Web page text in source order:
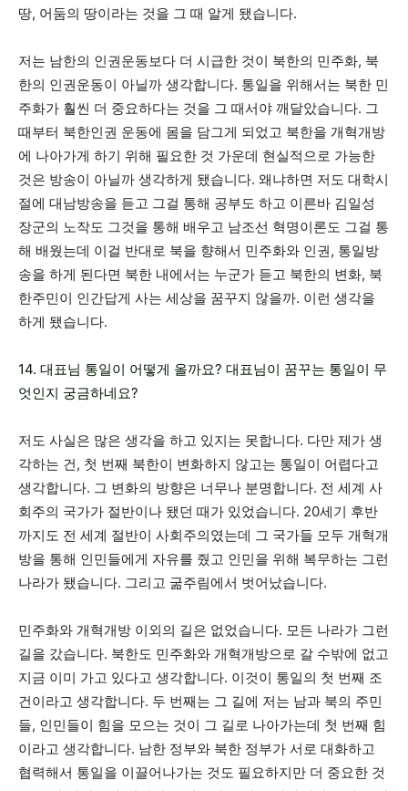
땅, 어둠의 땅이라는 것을 그 때 알게 됐습니다.
저는 남한의 인권운동보다 더 시급한 것이 북한의 민주화, 북
한의 인권운동이 아닐까 생각합니다. 통일을 위해서는 북한 민
주화가 훨씬 더 중요하다는 것을 그 때서야 깨달았습니다. 그
때부터 북한인권 운동에 몸을 담그게 되었고 북한을 개혁개방
에 나아가게 하기 위해 필요한 것 가운데 현실적으로 가능한
것은 방송이 아닐까 생각하게 됐습니다. 왜냐하면 저도 대학시
절에 대남방송을 듣고 그걸 통해 공부도 하고 이른바 김일성
장군의 노작도 그것을 통해 배우고 남조선 혁명이론도 그걸 통
해 배웠는데 이걸 반대로 북을 향해서 민주화와 인권, 통일방
송을 하게 된다면 북한 내에서는 누군가 듣고 북한의 변화, 북
한주민이 인간답게 사는 세상을 꿈꾸지 않을까. 이런 생각을
하게 됐습니다.
14. 대표님 통일이 어떻게 올까요? 대표님이 꿈꾸는 통일이 무
엇인지 궁금하네요?
저도 사실은 많은 생각을 하고 있지는 못합니다. 다만 제가 생
각하는 건, 첫 번째 북한이 변화하지 않고는 통일이 어렵다고
생각합니다. 그 변화의 방향은 너무나 분명합니다. 전 세계 사
회주의 국가가 절반이나 됐던 때가 있었습니다. 20세기 후반
까지도 전 세계 절반이 사회주의였는데 그 국가들 모두 개혁개
방을 통해 인민들에게 자유를 줬고 인민을 위해 복무하는 그런
나라가 됐습니다. 그리고 굶주림에서 벗어났습니다.
민주화와 개혁개방 이외의 길은 없었습니다. 모든 나라가 그런
길을 갔습니다. 북한도 민주화와 개혁개방으로 갈 수밖에 없고
지금 이미 가고 있다고 생각합니다. 이것이 통일의 첫 번째 조
건이라고 생각합니다. 두 번째는 그 길에 저는 남과 북의 주민
들, 인민들이 힘을 모으는 것이 그 길로 나아가는데 첫 번째 힘
이라고 생각합니다. 남한 정부와 북한 정부가 서로 대화하고
협력해서 통일을 이끌어나가는 것도 필요하지만 더 중요한 것